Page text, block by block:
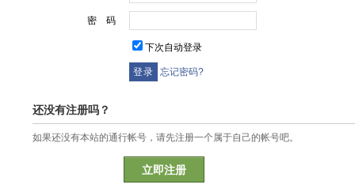
密 码
下次自动登录
忘记密码?
还没有注册吗？
如果还没有本站的通行帐号，请先注册一个属于自己的帐号吧。
立即注册